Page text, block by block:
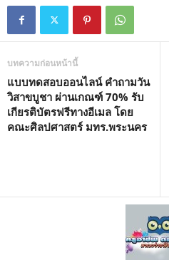
บทความก่อนหน้านี้
แบบทดสอบออนไลน์ คำถามวัน
วิสาขบูชา ผ่านเกณฑ์ 70% รับ
เกียรติบัตรฟรีทางอีเมล โดย
คณะศิลปศาสตร์ มทร.พระนคร